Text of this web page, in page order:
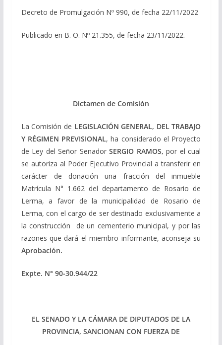
Decreto de Promulgación Nº 990, de fecha 22/11/2022
Publicado en B. O. Nº 21.355, de fecha 23/11/2022.
Dictamen de Comisión
La Comisión de LEGISLACIÓN GENERAL, DEL TRABAJO
Y RÉGIMEN PREVISIONAL, ha considerado el Proyecto
de Ley del Señor SenadorSERGIO RAMOS,por el cual
se autoriza al Poder Ejecutivo Provincial a transferir en
carácter de donación una fracción del inmueble
Matrícula N° 1.662 del departamento de Rosario de
Lerma, a favor de la municipalidad de Rosario de
Lerma, con el cargo de ser destinado exclusivamente a
la construcción de un cementerio municipal, y por las
razones que dará el miembro informante, aconseja su
Aprobación.
Expte. N° 90-30.944/22
EL SENADO Y LA CÁMARA DE DIPUTADOS DE LA
PROVINCIA, SANCIONAN CON FUERZA DE